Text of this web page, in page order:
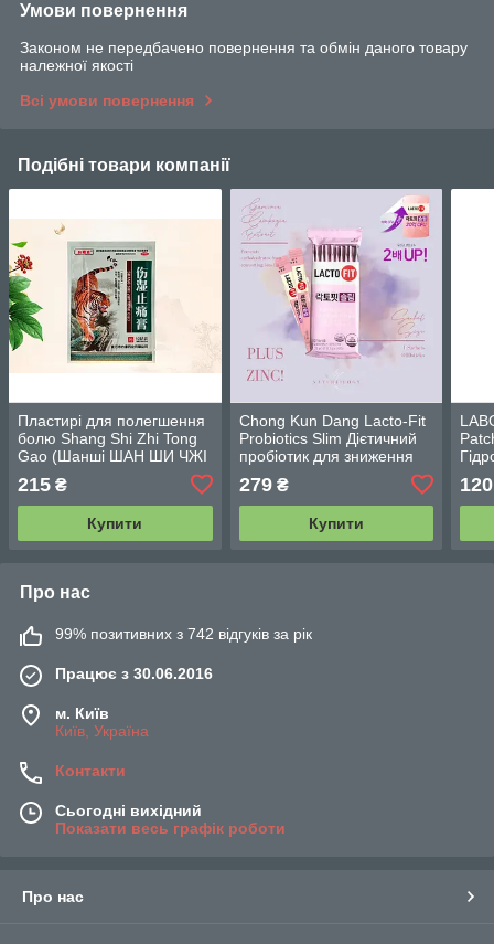
Умови повернення
Законом не передбачено повернення та обмін даного товару
належної якості
Всі умови повернення
Подібні товари компанії
Пластирі для полегшення
болю Shang Shi Zhi Tong
Gao (Шанші ШАН ШИ ЧЖІ
215 ₴
Купити
Chong Kun Dang Lacto-Fit
Probiotics Slim Дієтичний
пробіотик для зниження
279₴
Купити
120
Про нас
99% позитивних з 742 відгуків за рік
Працює з 30.06.2016
м. Київ
Київ, Україна
Контакти
Сьогодні вихідний
Показати весь графік роботи
Про нас